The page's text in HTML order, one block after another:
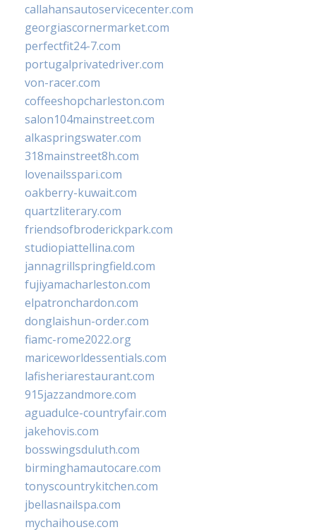
callahansautoservicecenter.com
georgiascornermarket.com
perfectfit24-7.com
portugalprivatedriver.com
von-racer.com
coffeeshopcharleston.com
salon104mainstreet.com
alkaspringswater.com
318mainstreet8h.com
lovenailsspari.com
oakberry-kuwait.com
quartzliterary.com
friendsofbroderickpark.com
studiopiattellina.com
jannagrillspringfield.com
fujiyamacharleston.com
elpatronchardon.com
donglaishun-order.com
fiamc-rome2022.org
mariceworldessentials.com
lafisheriarestaurant.com
915jazzandmore.com
aguadulce-countryfair.com
jakehovis.com
bosswingsduluth.com
birminghamautocare.com
tonyscountrykitchen.com
jbellasnailspa.com
mychaihouse.com